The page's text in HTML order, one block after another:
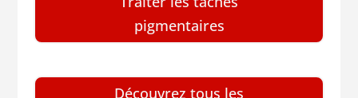
pigmentaires
Découvrez tous les